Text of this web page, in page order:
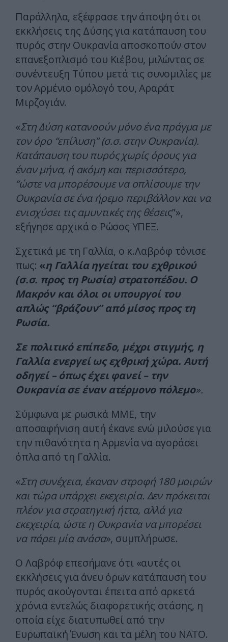
Παράλληλα, εξέφρασε την άποψη ότι οι
εκκλήσεις της Δύσης για κατάπαυση του
πυρός στην Ουκρανία αποσκοπούν στον
επανεξοπλισμό του Κιέβου, μιλώντας σε
συνέντευξη Τύπου μετά τις συνομιλίες με
τον Αρμένιο ομόλογό του, Αραράτ
Μιρζογιάν.
«Στη Δύση κατανοούν μόνο ένα πράγμα με
τον όρο “επίλυση” (σ.σ. στην Ουκρανία).
Κατάπαυση του πυρός χωρίς όρους για
έναν μήνα, ή ακόμη και περισσότερο,
“ώστε να μπορέσουμε να οπλίσουμε την
Ουκρανία σε ένα ήρεμο περιβάλλον και να
ενισχύσει τις αμυντικές της θέσεις”»,
εξήγησε αρχικά ο Ρώσος ΥΠΕΞ.
Σχετικά με τη Γαλλία, ο κ.Λαβρόφ τόνισε
πως: «η Γαλλία ηγείται του εχθρικού
(σ.σ. προς τη Ρωσία) στρατοπέδου. Ο
Μακρόν και όλοι οι υπουργοί του
απλώς “βράζουν” από μίσος προς τη
Ρωσία.
Σε πολιτικό επίπεδο, μέχρι στιγμής, η
Γαλλία ενεργεί ως εχθρική χώρα. Αυτή
οδηγεί – όπως έχει φανεί – την
Ουκρανία σε έναν ατέρμονο πόλεμο».
Σύμφωνα με ρωσικά ΜΜΕ, την
αποσαφήνιση αυτή έκανε ενώ μιλούσε για
την πιθανότητα η Αρμενία να αγοράσει
όπλα από τη Γαλλία.
«Στη συνέχεια, έκαναν στροφή 180 μοιρών
και τώρα υπάρχει εκεχειρία. Δεν πρόκειται
πλέον για στρατηγική ήττα, αλλά για
εκεχειρία, ώστε η Ουκρανία να μπορέσει
να πάρει μία ανάσα», συμπλήρωσε.
Ο Λαβρόφ επεσήμανε ότι «αυτές οι
εκκλήσεις για άνευ όρων κατάπαυση του
πυρός ακούγονται έπειτα από αρκετά
χρόνια εντελώς διαφορετικής στάσης, η
οποία είχε διατυπωθεί από την
Ευρωπαϊκή Ένωση και τα μέλη του ΝΑΤΟ.